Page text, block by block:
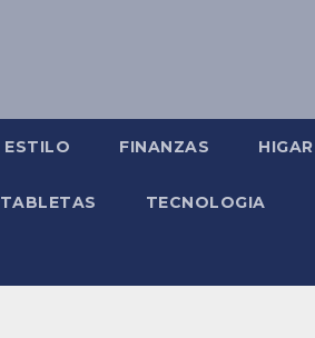
ESTILO FINANZAS HIGAR
TABLETAS TECNOLOGIA